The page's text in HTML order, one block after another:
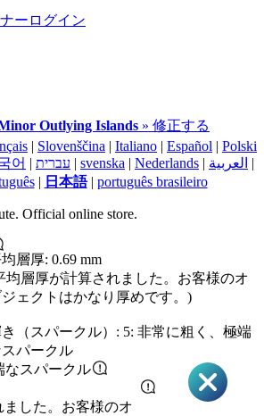
ーログイン
Outlying Islands » 修正する
| Slovenščina | Italiano | Español | Polski
어 | עברית | svenska | Nederlands | العربية |
| 日本語| português brasileiro
Official online store.
層厚: 0.69 mm
均層厚が計算されました。お客様のオ
ジェクトはかなり厚めです。)
（スパークル）: 5: 非常に粗く、極端
スパークル
なスパークル
した。お客様のオ